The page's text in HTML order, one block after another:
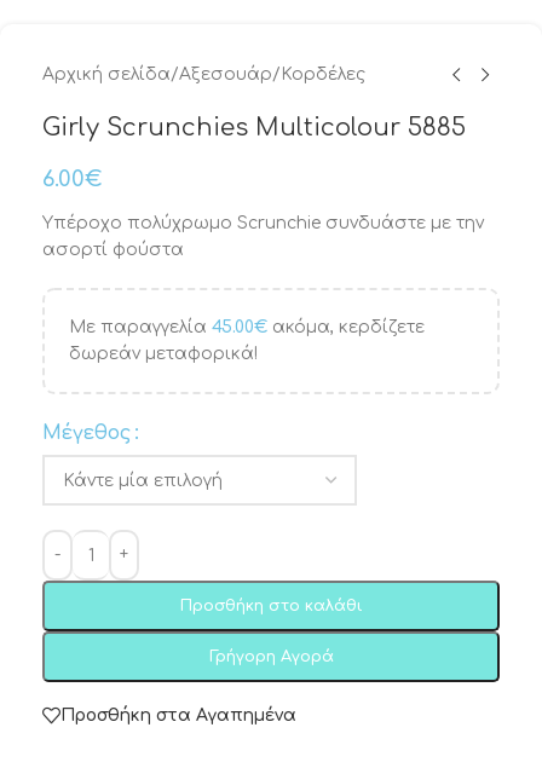
Αρχική σελίδα/Αξεσουάρ/ Κορδέλες
Girly Scrunchies Multicolour 5885
6.00€
Υπέροχο πολύχρωμο Scrunchie συνδυάστε με την
ασορτί φούστα
Με παραγγελία 45.00€ ακόμα, κερδίζετε
δωρεάν μεταφορικά!
Μέγεθος
Προσθήκη στο καλάθι
Γρήγορη Αγορά
Προσθήκη στα Αγαπημένα